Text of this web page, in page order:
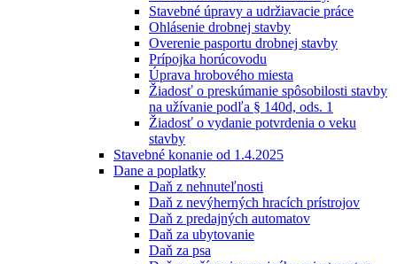
Stavebné úpravy a udržiavacie práce
Ohlásenie drobnej stavby
Overenie pasportu drobnej stavby
Prípojka horúcovodu
Úprava hrobového miesta
Žiadosť o preskúmanie spôsobilosti stavby
na užívanie podľa § 140d, ods. 1
Žiadosť o vydanie potvrdenia o veku
stavby
Stavebné konanie od 1.4.2025
Dane a poplatky
Daň z nehnuteľnosti
Daň z nevýherných hracích prístrojov
Daň z predajných automatov
Daň za ubytovanie
Daň za psa